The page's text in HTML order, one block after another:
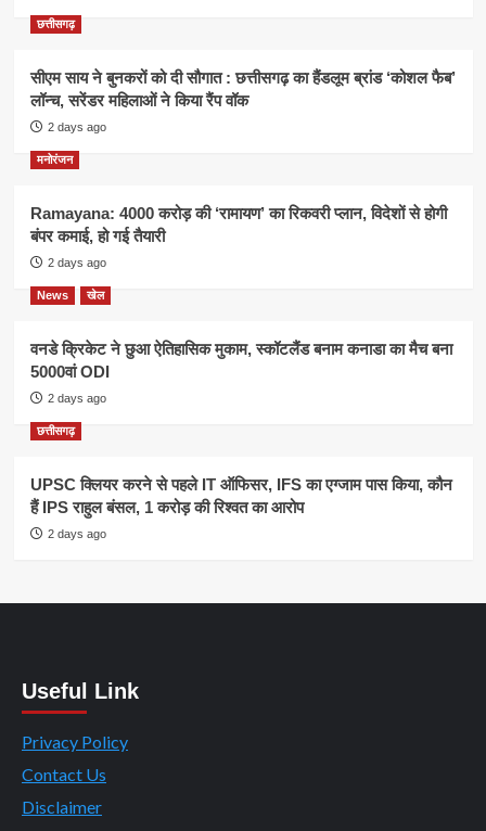
छत्तीसगढ़
सीएम साय ने बुनकरों को दी सौगात : छत्तीसगढ़ का हैंडलूम ब्रांड ‘कोशल फैब’
लॉन्च, सरेंडर महिलाओं ने किया रैंप वॉक
2 days ago
मनोरंजन
Ramayana: 4000 करोड़ की ‘रामायण’ का रिकवरी प्लान, विदेशों से होगी
बंपर कमाई, हो गई तैयारी
2 days ago
News खेल
वनडे क्रिकेट ने छुआ ऐतिहासिक मुकाम, स्कॉटलैंड बनाम कनाडा का मैच बना
5000वां ODI
2 days ago
छत्तीसगढ़
UPSC क्लियर करने से पहले IT ऑफिसर, IFS का एग्जाम पास किया, कौन
हैं IPS राहुल बंसल, 1 करोड़ की रिश्वत का आरोप
2 days ago
Useful Link
Privacy Policy
Contact Us
Disclaimer